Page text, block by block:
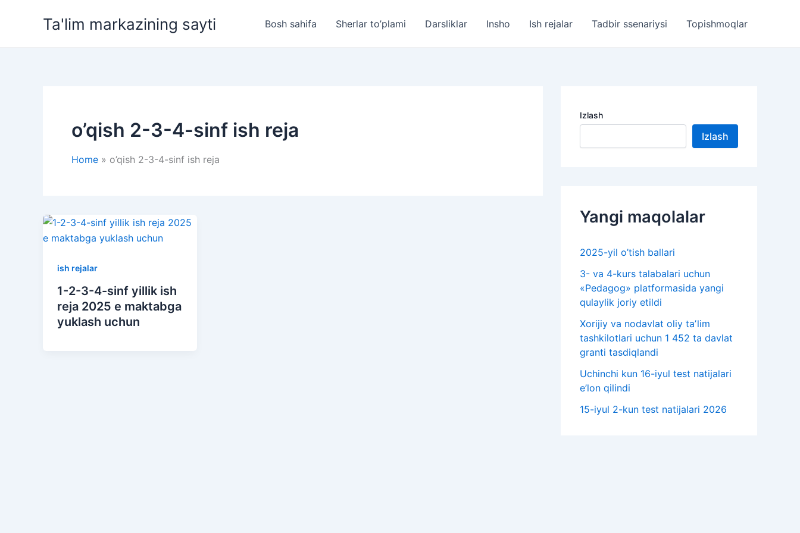
Ta'lim markazining sayti Bosh sahifa Sherlar to’plami Darsliklar Insho Ish rejalar Tadbir ssenariysi Topishmoqlar
o’qish 2-3-4-sinf ish reja
Home o’qish 2-3-4-sinf ish reja
ish rejalar
1-2-3-4-sinf yillik ish
reja 2025 e maktabga
yuklash uchun
Izlash
Izlash
Yangi maqolalar
2025-yil o’tish ballari
3- va 4-kurs talabalari uchun
«Pedagog» platformasida yangi
qulaylik joriy etildi
Xorijiy va nodavlat oliy taʼlim
tashkilotlari uchun 1 452 ta davlat
granti tasdiqlandi
Uchinchi kun 16-iyul test natijalari
e’lon qilindi
15-iyul 2-kun test natijalari 2026